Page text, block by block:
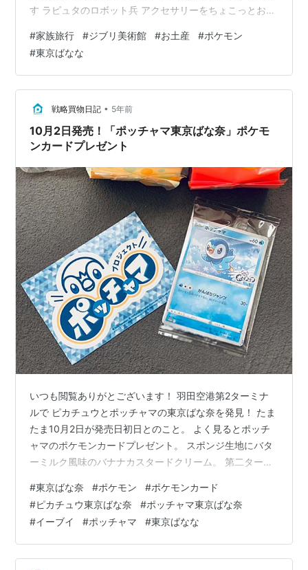
す ラピュタのロボット兵 アクセサリーをちょこっとおい
夫に このロボット兵は腕が上がります カードくらいのも
のが背後に立てられるように なっています 夫は会社のデ
スクにもって行きました 再利用価格: 2998 円楽天で詳細
を見る 【4月限定●全品ポイント10倍!(エントリー要)】
メー…
#家族旅行 #ジブリ美術館 #お土産 #ポケモン
#東京ばなな
戦略買物日記 • 5年前
10月2日発売！「ポッチャマ東京ばな奈」ポケモ
ンカードプレゼント
いつも閲覧ありがとございます！ 羽田空港第2ターミナ
ルで ピカチュウとポッチャマの東京ばな奈を発見！ たま
たま10月2日が発売日初日とのこと。 よく見るとポッチ
ャマのポケモンカードプレゼント。 スポンジ生地にバタ
ーミルク風味のバナナカスタードクリーム。 第二ターミ
カチュウの東京ばな奈も同時購入。 このバナナカスター
ドクリームには100億個のシールド乳酸菌入り（2個あた
り） ナナのみ味を表現したクリームとのこと。 プロモカ
ードが嬉しい。 羽田空港はまだまだ人が少ないので入手
できるチャンスはあると思います。 楽天でも↓高めです
#東京ばな奈 #ポケモン #ポケモンカード
#ピカチュウ東京ばな奈 #ポッチャマ東京ばな奈
#イーブイ #ポッチャマ #東京ばなな